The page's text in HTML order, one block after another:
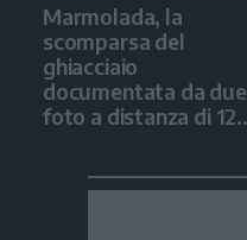
Marmolada, la
scomparsa del
ghiacciaio
documentata da due
foto a distanza di 12